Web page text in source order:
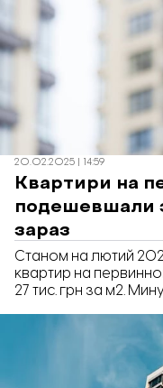
20.02.2025 | 14:59
Квартири на
подешевшали
зараз
Станом на лютий
квартир на
27 тис. грн за м2.
Запоріжжя»